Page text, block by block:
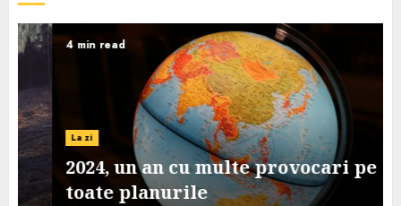
4 min read
La zi
2024, un an cu multe provocari pe
toate planurile